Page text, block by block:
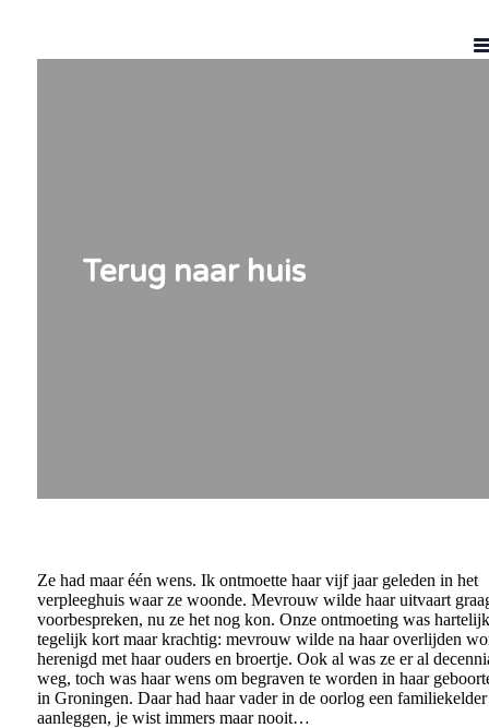
Terug naar huis
Ze had maar één wens. Ik ontmoette haar vijf jaar geleden in het
verpleeghuis waar ze woonde. Mevrouw wilde haar uitvaart
voorbespreken, nu ze het nog kon. Onze ontmoeting was
tegelijk kort maar krachtig: mevrouw wilde na haar overlijden
herenigd met haar ouders en broertje. Ook al was ze er al
weg, toch was haar wens om begraven te worden in haar
in Groningen. Daar had haar vader in de oorlog een familiekelder
aanleggen, je wist immers maar nooit…